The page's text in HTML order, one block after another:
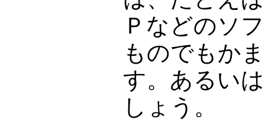
Ｐなどのソ
ものでもか
す。あるい
しょう。